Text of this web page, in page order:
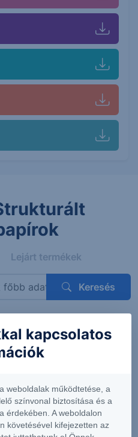
Lejárt termékek
Keresés
Mögöttes termék Kupon
Siemens AG
kapcsolatos
weboldalak működtetése, a
színvonal biztosítása és a
érdekében. A weboldalon
követésével kifejezetten az